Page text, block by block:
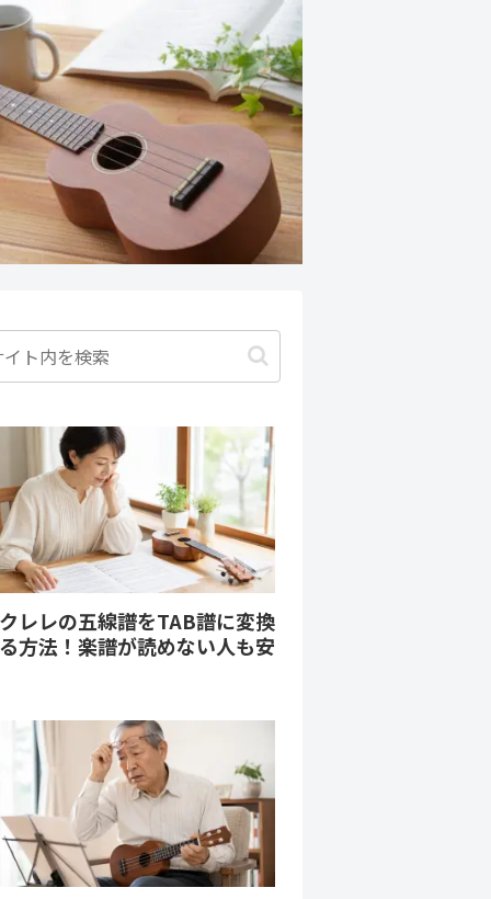
レレの五線譜をTAB譜に変換
方法！楽譜が読めない人も安